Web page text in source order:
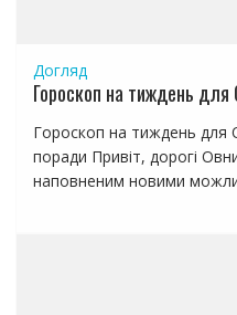
Догляд
Гороскоп на тиждень для
Гороскоп на тиждень для
поради Привіт, дорогі
наповненим новими